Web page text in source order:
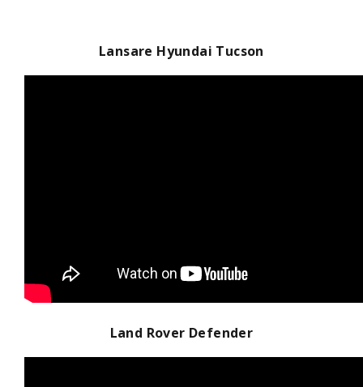
Lansare Hyundai Tucson
Land Rover Defender